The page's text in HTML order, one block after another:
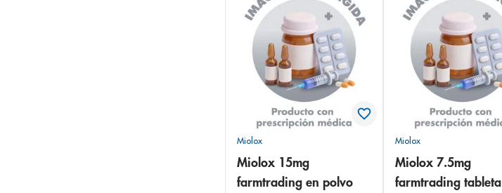
Miolox
Miolox 15mg
farmtrading en polvo
Miolox
Miolox 7.5mg
farmtrading tableta